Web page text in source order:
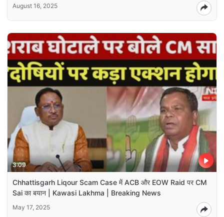
August 16, 2025
3:09
Chhattisgarh Liqour Scam Case में ACB और EOW Raid पर CM
Sai का बयान | Kawasi Lakhma | Breaking News
May 17, 2025